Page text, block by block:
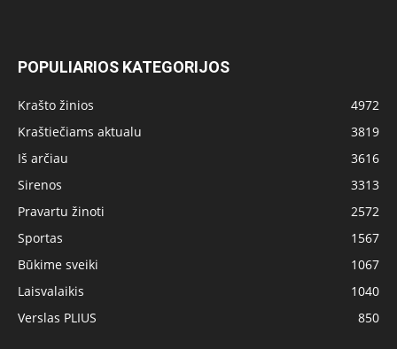
POPULIARIOS KATEGORIJOS
Krašto žinios
4972
Kraštiečiams aktualu
3819
Iš arčiau
3616
Sirenos
3313
Pravartu žinoti
2572
Sportas
1567
Būkime sveiki
1067
Laisvalaikis
1040
Verslas PLIUS
850